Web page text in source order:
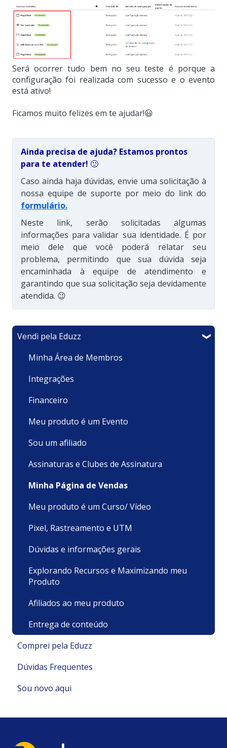
Será ocorrer tudo bem no seu teste é porque a
configuração foi realizada com sucesso e o evento
está ativo!
Ficamos muito felizes em te ajudar!😃
Ainda precisa de ajuda? Estamos prontos
para te atender! 🙂
Caso ainda haja dúvidas, envie uma solicitação à
nossa equipe de suporte por meio do link do
formulário.
Neste link, serão solicitadas algumas
informações para validar sua identidade. É por
meio dele que você poderá relatar seu
problema, permitindo que sua dúvida seja
encaminhada à equipe de atendimento e
garantindo que sua solicitação seja devidamente
atendida. 😉
Vendi pela Eduzz
Minha Área de Membros
Integrações
Financeiro
Meu produto é um Evento
Sou um afiliado
Assinaturas e Clubes de Assinatura
Minha Página de Vendas
Meu produto é um Curso/ Vídeo
Pixel, Rastreamento e UTM
Dúvidas e informações gerais
Explorando Recursos e Maximizando meu
Produto
Afiliados ao meu produto
Entrega de conteúdo
Comprei pela Eduzz
Suporte Técnico
Pagamentos e Faturamento
Dúvidas Frequentes
Pagamento
Sou novo aqui